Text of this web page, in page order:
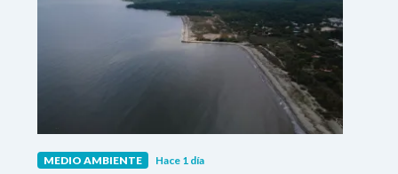
MEDIO AMBIENTE Hace 1 día